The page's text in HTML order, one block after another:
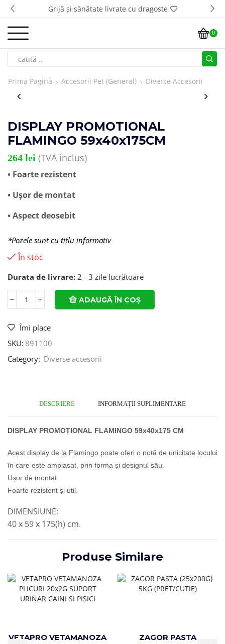
Grijă și sănătate livrate cu dragoste
0
Prima Pagină Accesorii Pet (general) Diverse Accesorii
DISPLAY PROMOTIONAL
FLAMINGO 59x40x175CM
264 lei (TVA inclus)
• Foarte rezistent
• Ușor de montat
• Aspect deosebit
*Pozele sunt cu titlu informativ
În stoc
Durata de livrare: 2 - 3 zile lucrătoare
ADAUGĂ ÎN COȘ
Îmi place
SKU: 891100
Category: Diverse accesorii
DESCRIERE INFORMAȚII SUPLIMENTARE
DISPLAY PROMOȚIONAL FLAMINGO 59x40x175 CM
Acest display de la Flamingo poate oferi o notă de unicitate locului
în care este amplasat, prin forma și designul său.
Ușor de montat.
Foarte rezistent și util.
DIMENSIUNE:
40 x 59 x 175(h) cm.
Produse Similare
VETAPRO VETAMANOZA
ZAGOR PASTA